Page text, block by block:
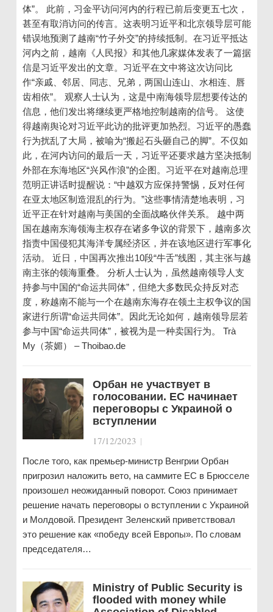
体”。 此前，习金平访问河内的行程已​​前后变更五七次，
甚至有取消访问的传言。这表明习近平和北京领导层可能
错误地预测了越南“竹子外交”的持续抵制。在习近平抵达
河内之前，越南《人民报》和其他几家媒体发表了一篇据
信是习近平发出的文章。习近平在文中将这次访问比
作“亲戚、邻居、同志、兄弟，两国山连山、水相连、唇
齿相依”。 观察人士认为，这是中南海领导层想要传达的
信息，他们发出将继续更严格地控​​制越南的信号。 这使
得越南舆论对习近平此访的批评更加热烈。习近平的愚蠢
行为扰乱了大局，被喻为“搬起石头砸自己的脚”。不仅如
此，在河内访问的最后一天，习近平还要求越方坚决抵制
外部在东海地区“兴风作浪”的企图。习近平在对越南总理
范明正讲话时提醒说：“中越双方应保持警惕，反对任何
在亚太地区制造混乱的行为。”这些事情清楚地表明，习
近平正在针对越南与美国的全面战略伙伴关系。 越中两
国在越南东海领海主权存在诸多争议的背景下，越南多次
指责中国侵犯其海洋专属经济区，并在该地区进行军事化
活动。 近日，中国再次推出10段“牛舌”线图，其主张与越
南主张的领海重叠。 分析人士认为，虽然越南领导人支
持参与中国的“命运共同体”，但绝大多数民众持反对态
度，称越南不能与一个在越南东海存在领土主权争议的国
家进行所谓“命运共同体”。因此无论如何，越南领导层若
参与中国“命运共同体”，被视为是一种卖国行为。 Trà
My（茶媚） – Thoibao.de
Орбан не участвует в
голосовании. ЕС начинает
переговоры с Украиной о
вступлении
17/12/2023 |
После того, как премьер-министр Венгрии Орбан
пригрозил наложить вето, на саммите ЕС в Брюсселе
произошел неожиданный поворот. Союз принимает
решение начать переговоры о вступлении с Украиной
и Молдовой. Президент Зеленский приветствовал
это решение как «победу всей Европы». По словам
председателя…
Ministry of Public Security is
flooded with money while